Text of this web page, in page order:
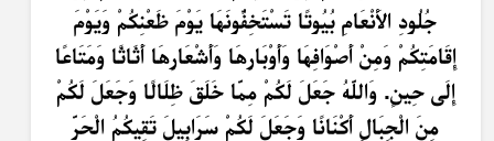
جلود النعام بيوتا تستخفونَهَا يوم ظَعنكم ويوم
إِقامتكم ومن ْأَصْوافِهَا وَأَوبارِهَا وَأَشعارِهَاأَثَاثًا ومتاعا
إِلى حين. واللَّهُ جعل لكم مما خلق َظِلالا وجعل لكم
من الجبال أَكنانا وجعل لكم سرابيل تقيكم الحر